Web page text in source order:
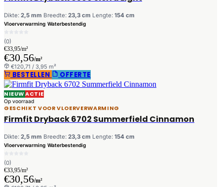
Dikte: 2,5 mm Breedte: 23,3 cm Lengte: 154 cm
Vloerverwarming Waterbestendig
(0)
€33,95/m²
€30,56/m²
€120,71 / 3,95 m²
BESTELLEN OFFERTE
NIEUWACTIE
Op voorraad
GESCHIKT VOOR VLOERVERWARMING
Firmfit Dryback 6702 Summerfield Cinnamon
Dikte: 2,5 mm Breedte: 23,3 cm Lengte: 154 cm
Vloerverwarming Waterbestendig
(0)
€33,95/m²
€30,56/m²